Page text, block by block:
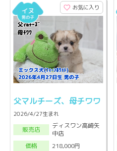
お気に入り
父マルチーズ、母チワワ
2026/4/27生まれ
販売店
ディスワン高崎矢
中店
価格
218,000円